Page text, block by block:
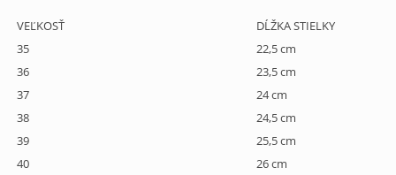
VEĽKOSŤ
DĹŽKA STIELKY
35
22,5 cm
36
23,5 cm
37
24 cm
38
24,5 cm
39
25,5 cm
40
26 cm